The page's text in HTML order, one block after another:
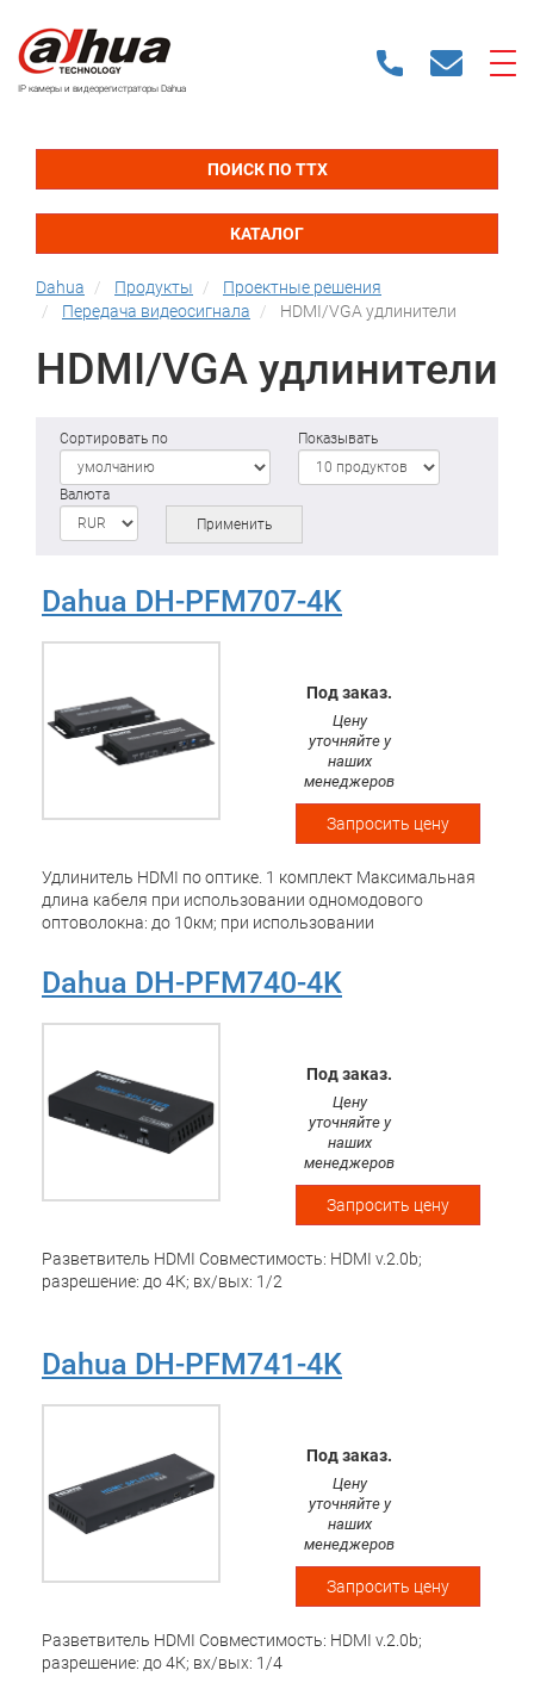
IP камеры и видеорегистраторы Dahua
ПОИСК ПО ТТХ
КАТАЛОГ
Dahua Продукты
Проектные решения
Передача видеосигнала
HDMI/VGA удлинители
HDMI/VGA удлинители
Сортировать по Показывать
Валюта
Применить
Dahua DH-PFM707-4K
Удлинитель HDMI по оптике. 1 комплект Максимальная
длина кабеля при использовании одномодового
оптоволокна: до 10км; при использовании
HDMI v.2.0b и ниже; разрешение: до 4K; в комплекте
приемник и передатчик
Под заказ.
Цену
уточняйте у
наших
менеджеров
Запросить цену
Dahua DH-PFM740-4K
Разветвитель HDMI Совместимость: HDMI v.2.0b;
разрешение: до 4К; вх/вых: 1/2
Под заказ.
Цену
уточняйте у
наших
менеджеров
Запросить цену
Dahua DH-PFM741-4K
Разветвитель HDMI Совместимость: HDMI v.2.0b;
разрешение: до 4К; вх/вых: 1/4
Под заказ.
Цену
уточняйте у
наших
менеджеров
Запросить цену